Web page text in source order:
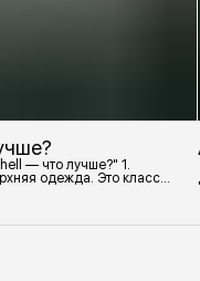
— что лучше?" 1.
одежда. Это класс